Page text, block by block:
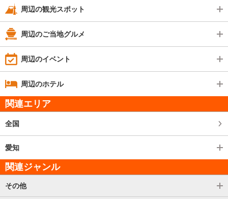
周辺の観光スポット
周辺のご当地グルメ
周辺のイベント
周辺のホテル
関連エリア
全国
愛知
関連ジャンル
その他